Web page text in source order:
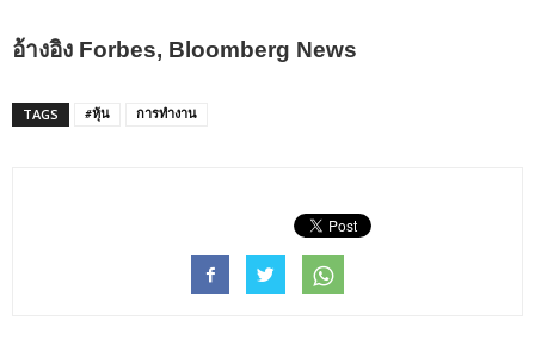
อ้างอิง Forbes, Bloomberg News
TAGS #หุ้น การทำงาน